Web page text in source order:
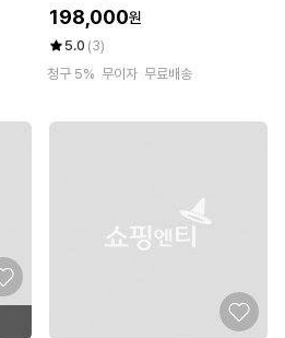
198,000원
5.0 (3)
청구 5% 무이자 무료배송